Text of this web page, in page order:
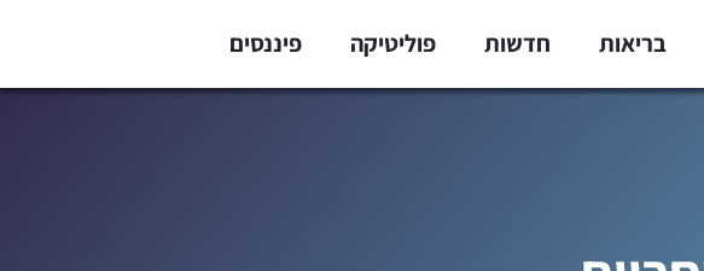
בריאות חדשות פוליטיקה פיננסים